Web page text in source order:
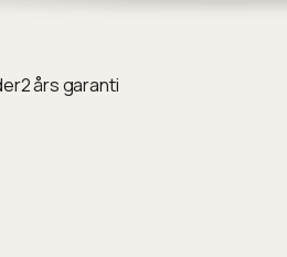
2års garanti